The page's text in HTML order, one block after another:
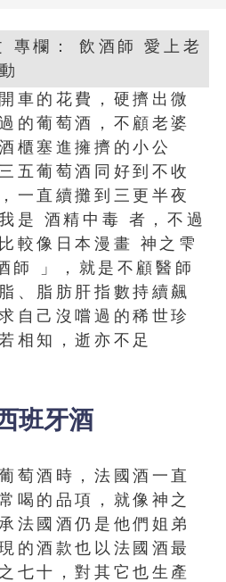
車的花費，硬擠出微
的葡萄酒，不顧老婆
櫃塞進擁擠的小公
五葡萄酒同好到不收
一直續攤到三更半夜
是 酒精中毒 者，不過
較像日本漫畫 神之雫
師 」，就是不顧醫師
、脂肪肝指數持續飆
自己沒嚐過的稀世珍
相知，逝亦不足
班牙酒
萄酒時，法國酒一直
喝的品項，就像神之
法國酒仍是他們姐弟
的酒款也以法國酒最
七十，對其它也生產